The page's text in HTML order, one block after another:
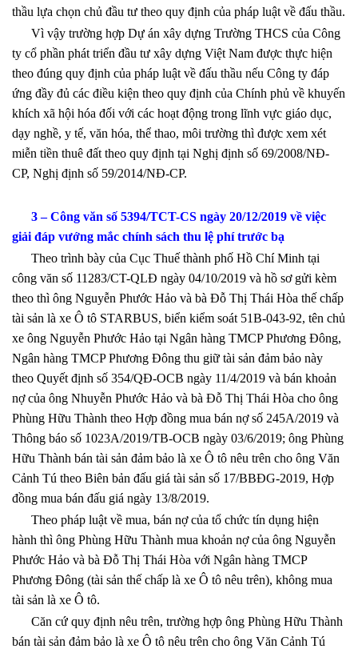
thầu lựa chọn chủ đầu tư theo quy định của pháp luật về đấu thầu.
Vì vậy trường hợp Dự án xây dựng Trường THCS của Công
ty cổ phần phát triển đầu tư xây dựng Việt Nam được thực hiện
theo đúng quy định của pháp luật về đấu thầu nếu Công ty đáp
ứng đầy đủ các điều kiện theo quy định của Chính phủ về khuyến
khích xã hội hóa đối với các hoạt động trong lĩnh vực giáo dục,
dạy nghề, y tế, văn hóa, thể thao, môi trường thì được xem xét
miễn tiền thuê đất theo quy định tại Nghị định số 69/2008/NĐ-
CP, Nghị định số 59/2014/NĐ-CP.
3 – Công văn số 5394/TCT-CS ngày 20/12/2019 về việc
giải đáp vướng mắc chính sách thu lệ phí trước bạ
Theo trình bày của Cục Thuế thành phố Hồ Chí Minh tại
công văn số 11283/CT-QLĐ ngày 04/10/2019 và hồ sơ gửi kèm
theo thì ông Nguyễn Phước Hảo và bà Đỗ Thị Thái Hòa thế chấp
tài sản là xe Ô tô STARBUS, biển kiểm soát 51B-043-92, tên chủ
xe ông Nguyễn Phước Hảo tại Ngân hàng TMCP Phương Đông,
Ngân hàng TMCP Phương Đông thu giữ tài sản đảm bảo này
theo Quyết định số 354/QĐ-OCB ngày 11/4/2019 và bán khoản
nợ của ông Nhuyễn Phước Hảo và bà Đỗ Thị Thái Hòa cho ông
Phùng Hữu Thành theo Hợp đồng mua bán nợ số 245A/2019 và
Thông báo số 1023A/2019/TB-OCB ngày 03/6/2019; ông Phùng
Hữu Thành bán tài sản đảm bảo là xe Ô tô nêu trên cho ông Văn
Cảnh Tú theo Biên bản đấu giá tài sản số 17/BBĐG-2019, Hợp
đồng mua bán đấu giá ngày 13/8/2019.
Theo pháp luật về mua, bán nợ của tổ chức tín dụng hiện
hành thì ông Phùng Hữu Thành mua khoản nợ của ông Nguyễn
Phước Hảo và bà Đỗ Thị Thái Hòa với Ngân hàng TMCP
Phương Đông (tài sản thế chấp là xe Ô tô nêu trên), không mua
tài sản là xe Ô tô.
Căn cứ quy định nêu trên, trường hợp ông Phùng Hữu Thành
bán tài sản đảm bảo là xe Ô tô nêu trên cho ông Văn Cảnh Tú